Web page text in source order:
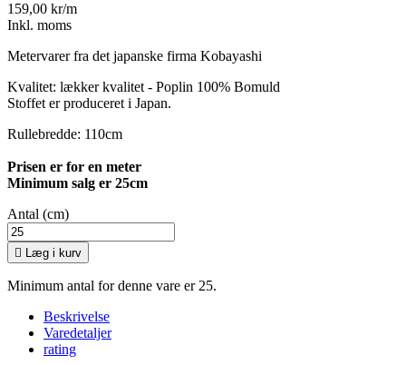
159,00 kr/m
Inkl. moms
Metervarer fra det japanske firma Kobayashi
Kvalitet: lækker kvalitet - Poplin 100% Bomuld
Stoffet er produceret i Japan.
Rullebredde: 110cm
Prisen er for en meter
Minimum salg er 25cm
Antal (cm)
 Læg i kurv
Minimum antal for denne vare er 25.
Beskrivelse
Varedetaljer
rating